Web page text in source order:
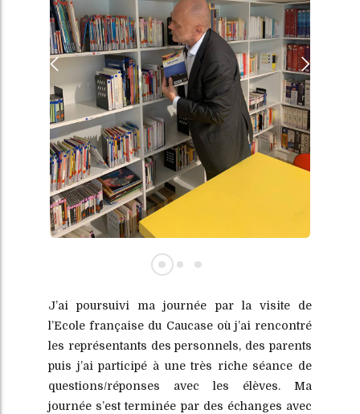
J’ai poursuivi ma journée par la visite de
l’Ecole française du Caucase où j’ai rencontré
les représentants des personnels, des parents
puis j’ai participé à une très riche séance de
questions/réponses avec les élèves. Ma
journée s’est terminée par des échanges avec